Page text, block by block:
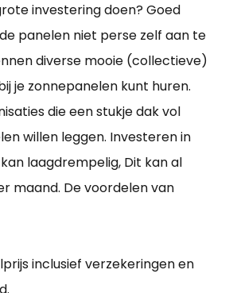
investering doen? Goed
panelen niet perse zelf aan te
diverse mooie (collectieve)
je zonnepanelen kunt huren.
die een stukje dak vol
willen leggen. Investeren in
laagdrempelig, Dit kan al
maand. De voordelen van
inclusief verzekeringen en